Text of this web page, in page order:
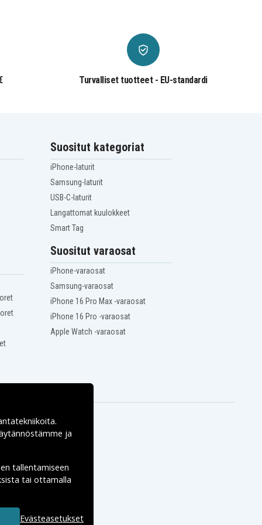
Turvalliset tuotteet - EU-standardi
Suositut kategoriat
iPhone-laturit
Samsung-laturit
USB-C-laturit
Langattomat kuulokkeet
Smart Tag
Suositut varaosat
iPhone-varaosat
Samsung-varaosat
iPhone 16 Pro Max -varaosat
iPhone 16 Pro -varaosat
Apple Watch -varaosat
ja
tallentamiseen
tai ottamalla
Evästeasetukset